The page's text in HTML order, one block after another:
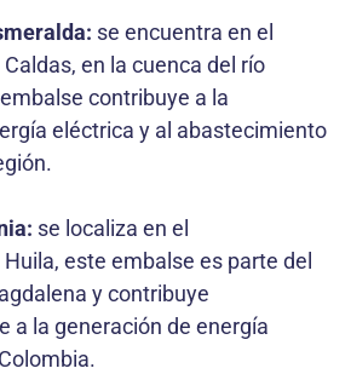
se encuentra en el
en la cuenca del río
contribuye a la
eléctrica y al abastecimiento
se localiza en el
este embalse es parte del
y contribuye
a la generación de energía